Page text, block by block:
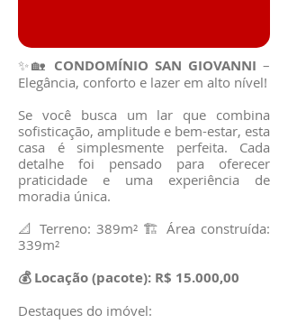
✨🏡 CONDOMÍNIO SAN GIOVANNI –
Elegância, conforto e lazer em alto nível!
Se você busca um lar que combina
sofisticação, amplitude e bem-estar, esta
casa é simplesmente perfeita. Cada
detalhe foi pensado para oferecer
praticidade e uma experiência de
moradia única.
📐 Terreno: 389m² 🏗️ Área construída:
339m²
💰 Locação (pacote): R$ 15.000,00
Destaques do imóvel: